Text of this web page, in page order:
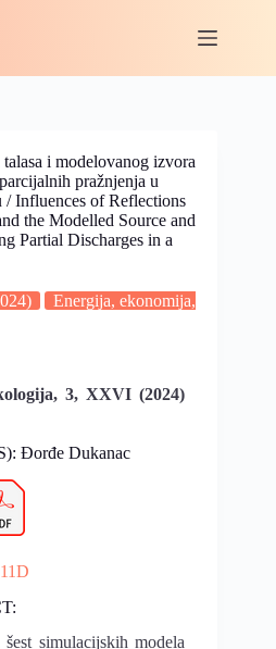
i modelovanog izvora
pražnjenja u
/ Influences of Reflections
the Modelled Source and
Partial Discharges in a
Energija, ekonomija,
3, XXVI (2024)
Đorđe Dukanac
simulacijskih modela